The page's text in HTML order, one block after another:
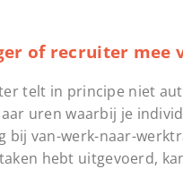
of recruiter mee
telt in principe niet
uren waarbij je
van-werk-naar-
hebt uitgevoerd,